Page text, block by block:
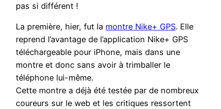
pas si différent !
La première, hier, fut la montre Nike+ GPS. Elle
reprend l’avantage de l’application Nike+ GPS
téléchargeable pour iPhone, mais dans une
montre et donc sans avoir à trimballer le
téléphone lui-même.
Cette montre a déjà été testée par de nombreux
coureurs sur le web et les critiques ressortent